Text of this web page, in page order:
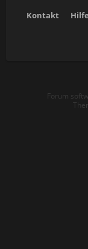
Kontakt Hilfe
Forum